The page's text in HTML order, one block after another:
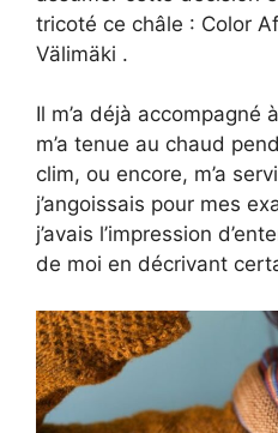
tricoté ce châle : Color
Välimäki .
Il m’a déjà accompagné
m’a tenue au chaud
clim, ou encore, m’a
j’angoissais pour mes
j’avais l’impression
de moi en décrivant